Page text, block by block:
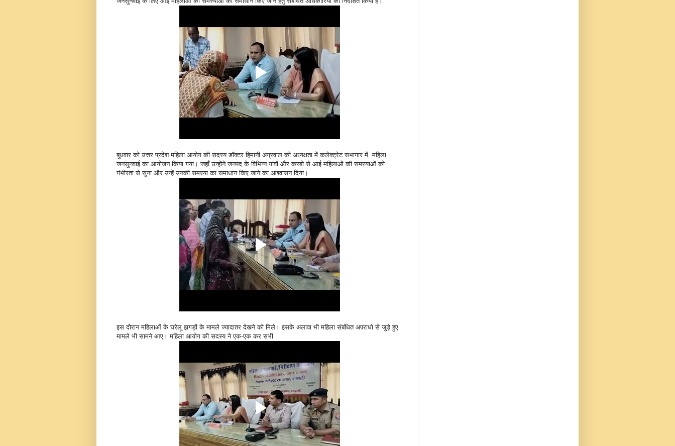
बुधवार को उत्तर प्रदेश महिला आयोग की सदस्य डॉक्टर हिमानी अग्रवाल की अध्यक्षता में कलेक्ट्रेट सभागार में महिला
जनसुनवाई का आयोजन किया गया। जहाँ उन्होंने जनपद के विभिन्न गांवों और कस्बो से आई महिलाओं की समस्याओं को
गंभीरता से सुना और उन्हें उनकी समस्या का समाधान किए जाने का आश्वासन दिया।
इस दौरान महिलाओं के घरेलू झगड़ों के मामले ज्यादातर देखने को मिले। इसके अलावा भी महिला संबंधित अपराधो से जुड़े हुए
मामले भी सामने आए। महिला आयोग की सदस्य ने एक-एक कर सभी